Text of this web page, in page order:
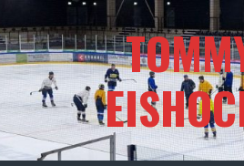
zum
Inhalt